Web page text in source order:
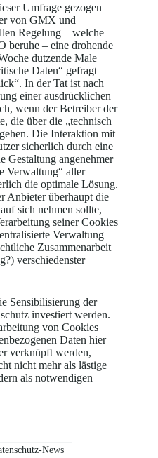
Umfrage gezogen
von GMX und
Regelung – welche
beruhe – eine drohende
dutzende Male
Daten“ gefragt
In der Tat ist nach
einer ausdrücklichen
wenn der Betreiber der
die über die „technisch
Die Interaktion mit
sicherlich durch eine
Gestaltung angenehmer
Verwaltung“ aller
die optimale Lösung.
Anbieter überhaupt die
sich nehmen sollte,
seiner Cookies
Verwaltung
Zusammenarbeit
verschiedenster
Sensibilisierung der
investiert werden.
von Cookies
Daten hier
verknüpft werden,
nicht mehr als lästige
als notwendigen
News